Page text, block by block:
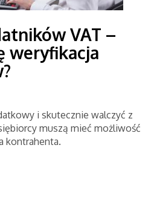
VAT –
weryfikacja
i skutecznie walczyć z
muszą mieć możliwość
kontrahenta.